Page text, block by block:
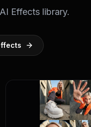
Effects library.